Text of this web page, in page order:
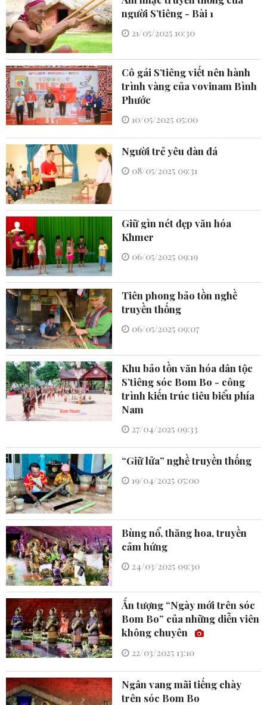
người S’tiêng - Bài 1
21/05/2025 10:30
Cô gái S’tiêng viết nên hành
trình vàng của vovinam Bình
Phước
10/05/2025 05:00
Người trẻ yêu đàn đá
08/05/2025 09:31
Giữ gìn nét đẹp văn hóa
Khmer
06/05/2025 09:19
Tiên phong bảo tồn nghề
truyền thống
06/05/2025 09:07
Khu bảo tồn văn hóa dân tộc
S’tiêng sóc Bom Bo - công
trình kiến trúc tiêu biểu phía
Nam
27/04/2025 09:33
“Giữ lửa” nghề truyền thống
19/04/2025 05:00
Bùng nổ, thăng hoa, truyền
cảm hứng
24/03/2025 09:30
Ấn tượng “Ngày mới trên sóc
Bom Bo” của những diễn viên
không chuyên
22/03/2025 13:10
Ngân vang mãi tiếng chày
trên sóc Bom Bo